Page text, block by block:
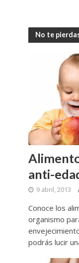
No te
anti-
9 abril, 2013
Conoce los
organismo
podrás lucir